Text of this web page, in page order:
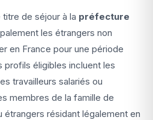
de séjour à la préfecture
les étrangers non
en France pour une période
éligibles incluent les
travailleurs salariés ou
membres de la famille de
résidant légalement en